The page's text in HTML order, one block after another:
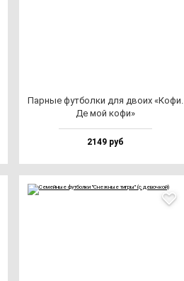
Пар­ные фут­бол­ки для дво­их «Кофи.
Де мой ко­фи»
2149 руб